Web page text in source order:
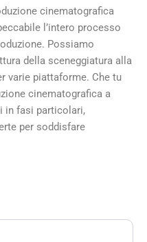
cinematografica
l’intero processo
Possiamo
della sceneggiatura alla
varie piattaforme. Che tu
cinematografica a
in fasi particolari,
per soddisfare